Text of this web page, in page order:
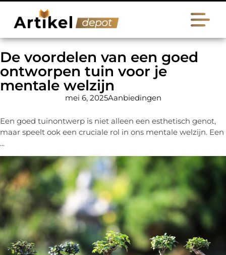
De voordelen van een goed
ontworpen tuin voor je
mentale welzijn
mei 6, 2025Aanbiedingen
Een goed tuinontwerp is niet alleen een esthetisch genot,
maar speelt ook een cruciale rol in ons mentale welzijn. Een
...